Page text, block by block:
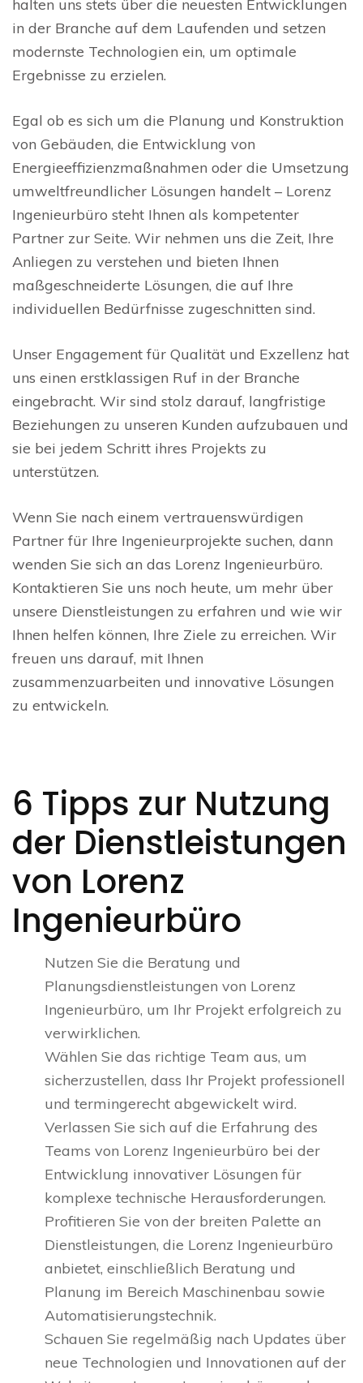
halten uns stets über die neuesten Entwicklungen
in der Branche auf dem Laufenden und setzen
modernste Technologien ein, um optimale
Ergebnisse zu erzielen.
Egal ob es sich um die Planung und Konstruktion
von Gebäuden, die Entwicklung von
Energieeffizienzmaßnahmen oder die Umsetzung
umweltfreundlicher Lösungen handelt – Lorenz
Ingenieurbüro steht Ihnen als kompetenter
Partner zur Seite. Wir nehmen uns die Zeit, Ihre
Anliegen zu verstehen und bieten Ihnen
maßgeschneiderte Lösungen, die auf Ihre
individuellen Bedürfnisse zugeschnitten sind.
Unser Engagement für Qualität und Exzellenz hat
uns einen erstklassigen Ruf in der Branche
eingebracht. Wir sind stolz darauf, langfristige
Beziehungen zu unseren Kunden aufzubauen und
sie bei jedem Schritt ihres Projekts zu
unterstützen.
Wenn Sie nach einem vertrauenswürdigen
Partner für Ihre Ingenieurprojekte suchen, dann
wenden Sie sich an das Lorenz Ingenieurbüro.
Kontaktieren Sie uns noch heute, um mehr über
unsere Dienstleistungen zu erfahren und wie wir
Ihnen helfen können, Ihre Ziele zu erreichen. Wir
freuen uns darauf, mit Ihnen
zusammenzuarbeiten und innovative Lösungen
zu entwickeln.
6 Tipps zur Nutzung
der Dienstleistungen
von Lorenz
Ingenieurbüro
Nutzen Sie die Beratung und
Planungsdienstleistungen von Lorenz
Ingenieurbüro, um Ihr Projekt erfolgreich zu
verwirklichen.
Wählen Sie das richtige Team aus, um
sicherzustellen, dass Ihr Projekt professionell
und termingerecht abgewickelt wird.
Verlassen Sie sich auf die Erfahrung des
Teams von Lorenz Ingenieurbüro bei der
Entwicklung innovativer Lösungen für
komplexe technische Herausforderungen.
Profitieren Sie von der breiten Palette an
Dienstleistungen, die Lorenz Ingenieurbüro
anbietet, einschließlich Beratung und
Planung im Bereich Maschinenbau sowie
Automatisierungstechnik.
Schauen Sie regelmäßig nach Updates über
neue Technologien und Innovationen auf der